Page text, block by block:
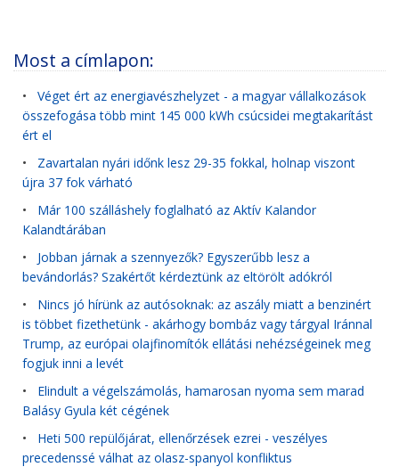
Most a címlapon:
• Véget ért az energiavészhelyzet - a magyar vállalkozások
összefogása több mint 145 000 kWh csúcsidei megtakarítást
ért el
• Zavartalan nyári időnk lesz 29-35 fokkal, holnap viszont
újra 37 fok várható
• Már 100 szálláshely foglalható az Aktív Kalandor
Kalandtárában
• Jobban járnak a szennyezők? Egyszerűbb lesz a
bevándorlás? Szakértőt kérdeztünk az eltörölt adókról
• Nincs jó hírünk az autósoknak: az aszály miatt a benzinért
is többet fizethetünk - akárhogy bombáz vagy tárgyal Iránnal
Trump, az európai olajfinomítók ellátási nehézségeinek meg
fogjuk inni a levét
• Elindult a végelszámolás, hamarosan nyoma sem marad
Balásy Gyula két cégének
• Heti 500 repülőjárat, ellenőrzések ezrei - veszélyes
precedenssé válhat az olasz-spanyol konfliktus